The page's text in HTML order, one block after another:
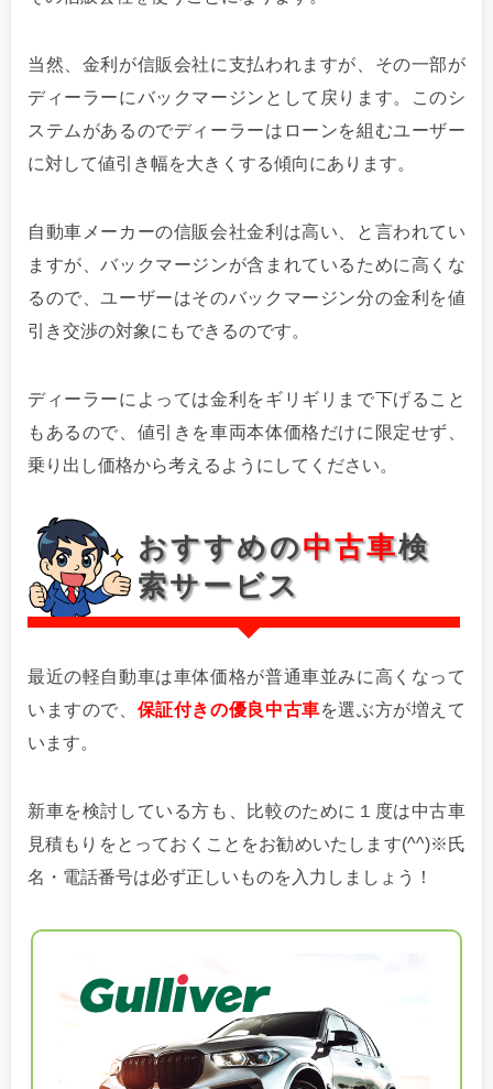
当然、金利が信販会社に支払われますが、その一部が
ディーラーにバックマージンとして戻ります。このシ
ステムがあるのでディーラーはローンを組むユーザー
に対して値引き幅を大きくする傾向にあります。
自動車メーカーの信販会社金利は高い、と言われてい
ますが、バックマージンが含まれているために高くな
るので、ユーザーはそのバックマージン分の金利を値
引き交渉の対象にもできるのです。
ディーラーによっては金利をギリギリまで下げること
もあるので、値引きを車両本体価格だけに限定せず、
乗り出し価格から考えるようにしてください。
おすすめの中古車検
索サービス
最近の軽自動車は車体価格が普通車並みに高くなって
いますので、 保証付きの優良中古車を選ぶ方が増えて
います。
新車を検討している方も、比較のために１度は中古車
見積もりをとっておくことをお勧めいたします(^^)※氏
名・電話番号は必ず正しいものを入力しましょう！